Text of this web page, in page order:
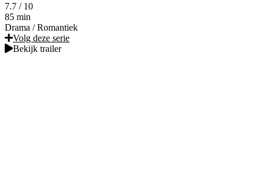
7.7 / 10
85 min
Drama / Romantiek
Volg deze serie
Bekijk trailer